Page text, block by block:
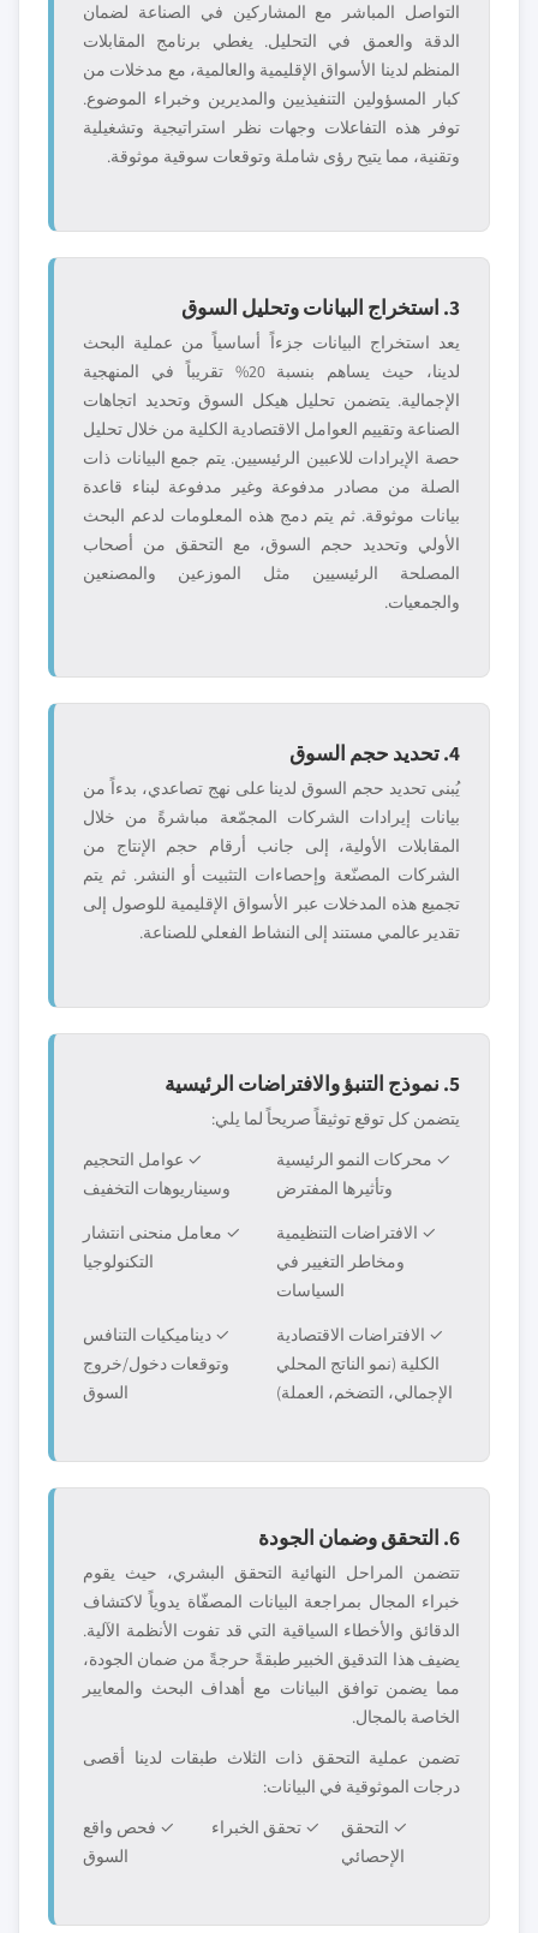
التواصل المباشر مع المشاركين في الصناعة لضمان
الدقة والعمق في التحليل. يغطي برنامج المقابلات
المنظم لدينا الأسواق الإقليمية والعالمية، مع مدخلات من
كبار المسؤولين التنفيذيين والمديرين وخبراء الموضوع.
توفر هذه التفاعلات وجهات نظر استراتيجية وتشغيلية
وتقنية، مما يتيح رؤى شاملة وتوقعات سوقية موثوقة.
3. استخراج البيانات وتحليل السوق
يعد استخراج البيانات جزءاً أساسياً من عملية البحث
لدينا، حيث يساهم بنسبة 20% تقريباً في المنهجية
الإجمالية. يتضمن تحليل هيكل السوق وتحديد اتجاهات
الصناعة وتقييم العوامل الاقتصادية الكلية من خلال تحليل
حصة الإيرادات للاعبين الرئيسيين. يتم جمع البيانات ذات
الصلة من مصادر مدفوعة وغير مدفوعة لبناء قاعدة
بيانات موثوقة. ثم يتم دمج هذه المعلومات لدعم البحث
الأولي وتحديد حجم السوق، مع التحقق من أصحاب
المصلحة الرئيسيين مثل الموزعين والمصنعين
والجمعيات.
4. تحديد حجم السوق
يُبنى تحديد حجم السوق لدينا على نهج تصاعدي، بدءاً من
بيانات إيرادات الشركات المجمّعة مباشرةً من خلال
المقابلات الأولية، إلى جانب أرقام حجم الإنتاج من
الشركات المصنّعة وإحصاءات التثبيت أو النشر. ثم يتم
تجميع هذه المدخلات عبر الأسواق الإقليمية للوصول إلى
تقدير عالمي مستند إلى النشاط الفعلي للصناعة.
5. نموذج التنبؤ والافتراضات الرئيسية
يتضمن كل توقع توثيقاً صريحاً لما يلي:
✓ محركات النمو الرئيسية
وتأثيرها المفترض
✓ عوامل التحجيم
وسيناريوهات التخفيف
✓ الافتراضات التنظيمية
ومخاطر التغيير في
السياسات
✓ معامل منحنى انتشار
التكنولوجيا
✓ الافتراضات الاقتصادية
الكلية (نمو الناتج المحلي
الإجمالي، التضخم، العملة)
✓ ديناميكيات التنافس
وتوقعات دخول/خروج
السوق
6. التحقق وضمان الجودة
تتضمن المراحل النهائية التحقق البشري، حيث يقوم
خبراء المجال بمراجعة البيانات المصفّاة يدوياً لاكتشاف
الدقائق والأخطاء السياقية التي قد تفوت الأنظمة الآلية.
يضيف هذا التدقيق الخبير طبقةً حرجةً من ضمان الجودة،
مما يضمن توافق البيانات مع أهداف البحث والمعايير
الخاصة بالمجال.
تضمن عملية التحقق ذات الثلاث طبقات لدينا أقصى
درجات الموثوقية في البيانات:
✓ التحقق
الإحصائي
✓ تحقق الخبراء
✓ فحص واقع
السوق